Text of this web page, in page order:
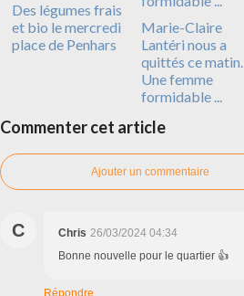
Des légumes frais
et bio le mercredi
place de Penhars
Marie-Claire
Lantéri nous a
quittés ce matin.
Une femme
formidable ...
Commenter cet article
Ajouter un commentaire
C Chris 26/03/2024 04:34
Bonne nouvelle pour le quartier 👍
Répondre